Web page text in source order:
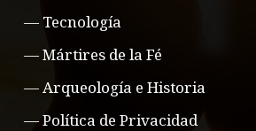
— Tecnología
—Mártires de la Fé
—Arqueología e Historia
—Política de Privacidad